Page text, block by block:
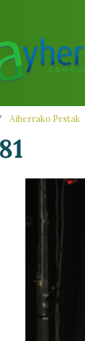
Aiherrako Pestak